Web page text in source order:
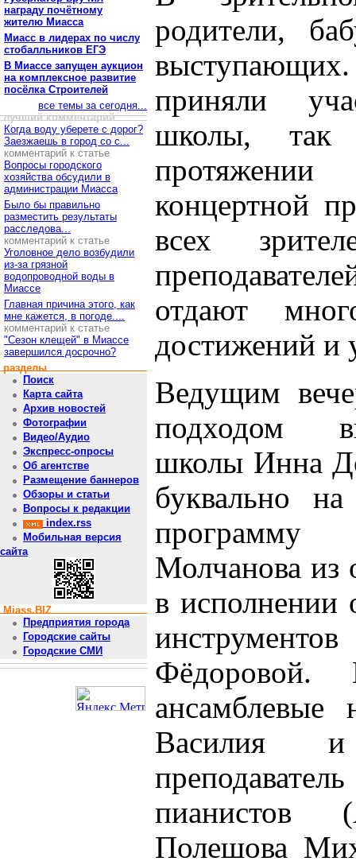
награду почётному
жителю Миасса
Миасс в лидерах по числу
стобалльников ЕГЭ
В Миассе запущен аукцион
на комплексное развитие
посёлка Строителей
все темы за сегодня...
лучший комментарий
Когда воду уберете с дорог?
Заезжаешь в город со с...
комментарий к статье
Вопросы городского
хозяйства обсудили в
администрации Миасса
Было бы правильно
разместить результаты
расследова...
комментарий к статье
Уголовное дело возбудили
из-за грязной
водопроводной воды в
Миассе
Главная причина этого, как
мне кажется, в погоде....
комментарий к статье
"Сезон клещей" в Миассе
завершился досрочно?
разделы
Поиск
Карта сайта
Архив новостей
Фотографии
Видео/Аудио
Экспресс-опросы
Об агентстве
Размещение баннеров
Обзоры и статьи
Вопросы к редакции
index.rss
Мобильная версия
сайта
Miass.BIZ
Предприятия города
Городские сайты
Городские СМИ
родители,
приняли
школы,
концертной
всех
отдают
достижений и
Ведущим
подходом
школы Инна
буквально
программу
Молчанова из
в исполнении
Фёдоровой.
ансамблевые
Василия и
пианистов
Полешова